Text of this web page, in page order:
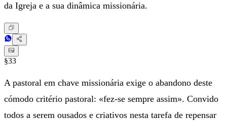
da Igreja e a sua dinâmica missionária.
§33
A pastoral em chave missionária exige o abandono deste
cómodo critério pastoral: «fez-se sempre assim». Convido
todos a serem ousados e criativos nesta tarefa de repensar